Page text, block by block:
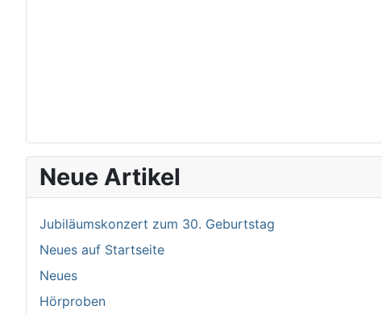
Neue Artikel
Jubiläumskonzert zum 30. Geburtstag
Neues auf Startseite
Neues
Hörproben